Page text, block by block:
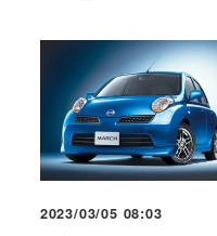
2023/03/05 08:03